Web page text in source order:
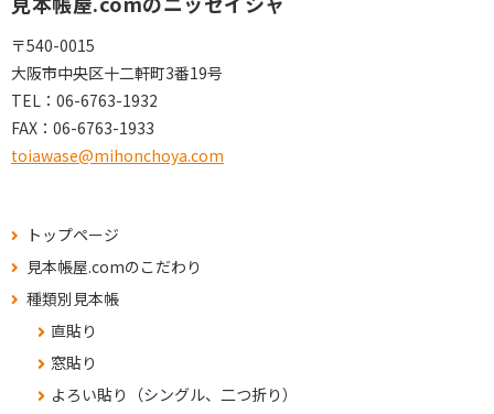
〒540-0015
大阪市中央区十二軒町3番19号
TEL： 06-6763-1932
FAX： 06-6763-1933
toiawase@mihonchoya.com
トップページ
見本帳屋.comのこだわり
種類別見本帳
直貼り
窓貼り
よろい貼り（シングル、二つ折り）